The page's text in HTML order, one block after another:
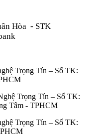
Hòa - STK
Trọng Tín – Số TK:
Trọng Tín – Số TK:
Tâm - TPHCM
Trọng Tín – Số TK: